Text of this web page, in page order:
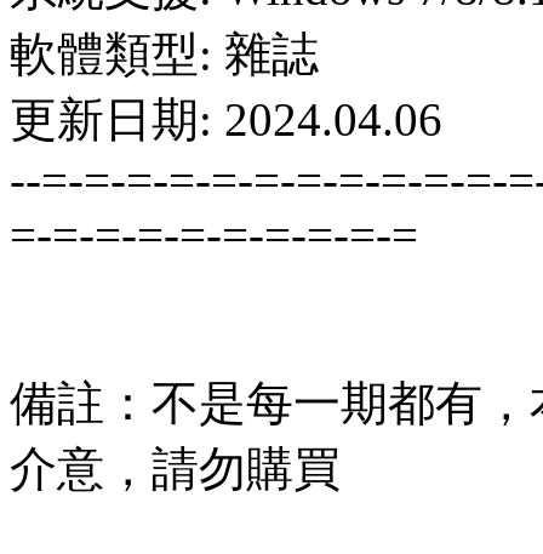
軟體類型: 雜誌
更新日期: 2024.04.06
--=-=-=-=-=-=-=-=-=-=-=-
=-=-=-=-=-=-=-=-=-=
備註：不是每一期都有
介意，請勿購買